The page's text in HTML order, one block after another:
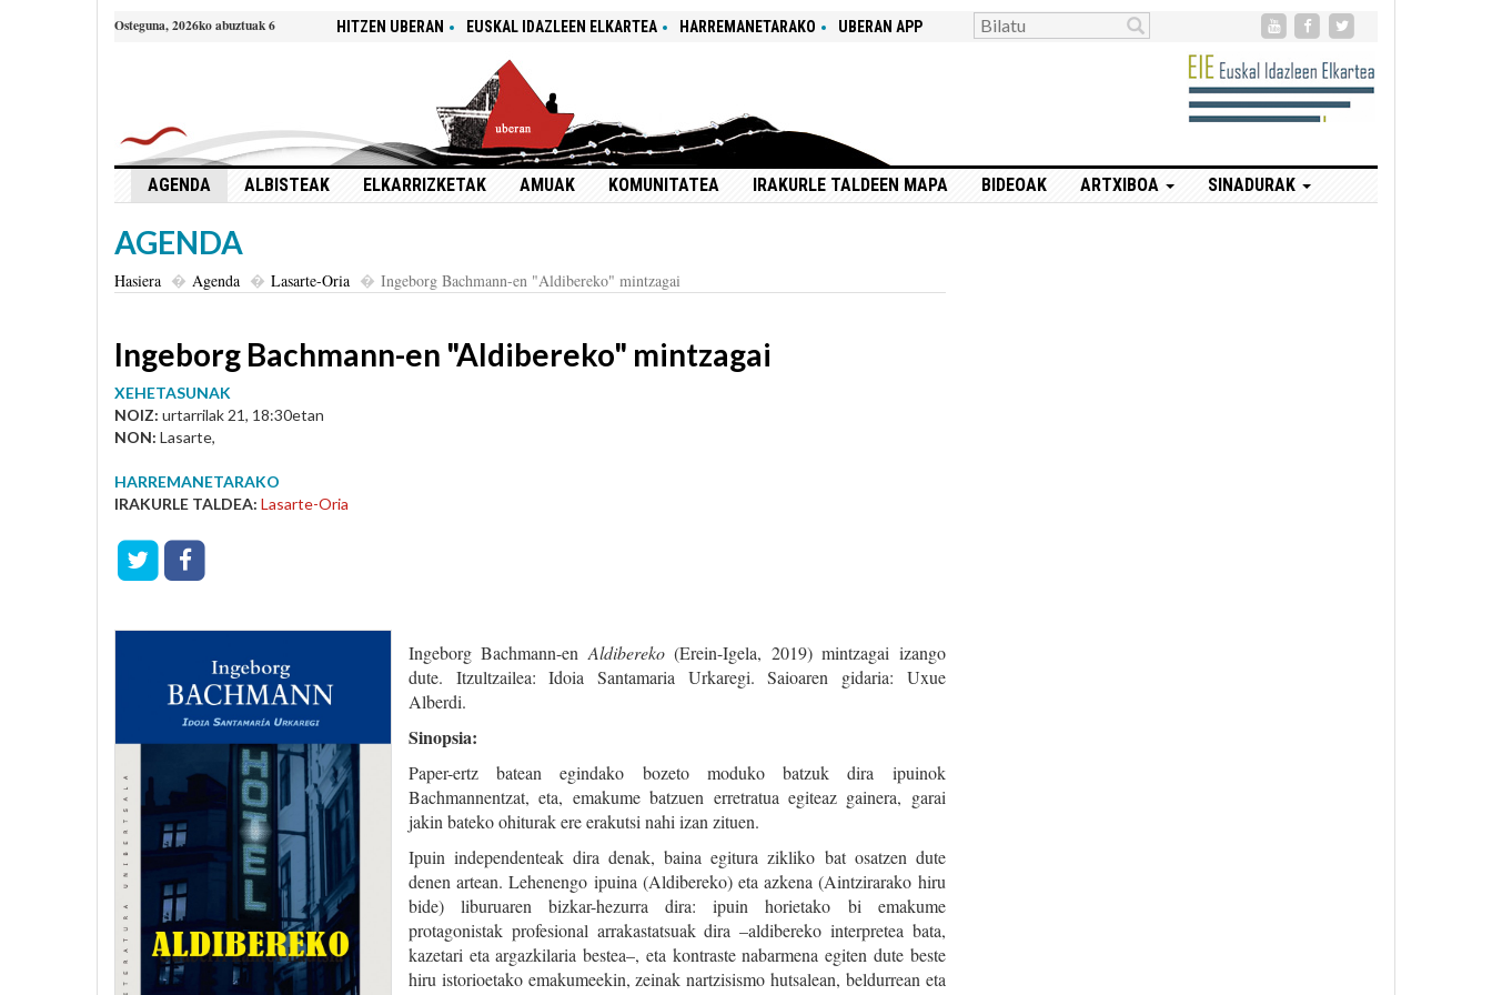
Osteguna, 2026ko abuztuak 6 HITZEN UBERAN EUSKAL IDAZLEEN ELKARTEA HARREMANETARAKO UBERAN APP
AGENDA ALBISTEAK ELKARRIZKETAK AMUAK KOMUNITATEA IRAKURLE TALDEEN MAPA BIDEOAK ARTXIBOA SINADURAK
AGENDA
Hasiera Agenda Lasarte-Oria Ingeborg Bachmann-en "Aldibereko" mintzagai
Ingeborg Bachmann-en "Aldibereko" mintzagai
XEHETASUNAK
NOIZ: urtarrilak 21, 18:30etan
NON: Lasarte,
HARREMANETARAKO
IRAKURLE TALDEA: Lasarte-Oria
Ingeborg Bachmann-en Aldibereko(Erein-Igela, 2019) mintzagai izango
dute. Itzultzailea: Idoia Santamaria Urkaregi. Saioaren gidaria: Uxue
Alberdi.
Sinopsia:
Paper-ertz batean egindako bozeto moduko batzuk dira ipuinok
Bachmannentzat, eta, emakume batzuen erretratua egiteaz gainera, garai
jakin bateko ohiturak ere erakutsi nahi izan zituen.
Ipuin independenteak dira denak, baina egitura zikliko bat osatzen dute
denen artean. Lehenengo ipuina (Aldibereko) eta azkena (Aintzirarako hiru
bide) liburuaren bizkar-hezurra dira: ipuin horietako bi emakume
protagonistak profesional arrakastatsuak dira –aldibereko interpretea bata,
kazetari eta argazkilaria bestea–, eta kontraste nabarmena egiten dute beste
hiru istorioetako emakumeekin, zeinak nartzisismo hutsalean, beldurrean eta